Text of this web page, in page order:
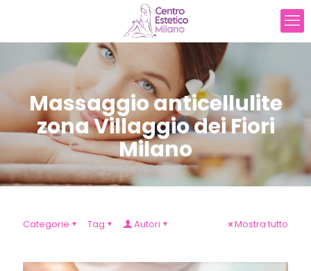
Massaggio anticellulite
zona Villaggio dei Fiori
Milano
Categorie Tag Autori Mostra tutto